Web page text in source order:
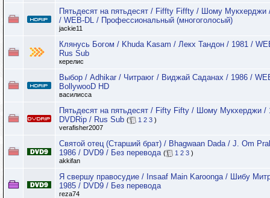
Пятьдесят на пятьдесят / Fiffty Fiffty / Шому Мукхерджи
/ WEB-DL / Профессиональный (многоголосый)
jackie11
Клянусь Богом / Khuda Kasam / Лекх Тандон / 1981 /
Rus Sub
керелис
Выбор / Adhikar / Читраюг / Виджай Саданах / 1986 /
BollywooD HD
василисса
Пятьдесят на пятьдесят / Fifty Fifty / Шому Мукхерджи /
DVDRip / Rus Sub ( 1 2 3 )
verafisher2007
Святой отец (Старший брат) / Bhagwaan Dada / J. Om
1986 / DVD9 / Без перевода ( 1 2 3 )
akkifan
Я свершу правосудие / Insaaf Main Karoonga / Шибу
1985 / DVD9 / Без перевода
reza74